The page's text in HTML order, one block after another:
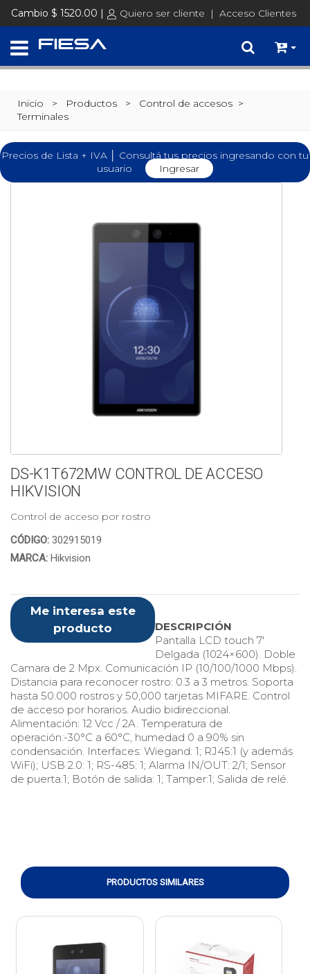
Cambio $ 1520.00 | Quiero ser cliente | Acceso Clientes
Inicio > Productos > Control de accesos >
Terminales
Precios de Lista + IVA │ Consultá tus precios ingresando con tu
usuario
Ingresar
DS-K1T672MW CONTROL DE ACCESO
HIKVISION
Control de acceso por rostro
CÓDIGO: 302915019
MARCA: Hikvision
Me interesa este
producto
DESCRIPCIÓN
Pantalla LCD touch 7'
Delgada (1024×600). Doble
Camara de 2 Mpx. Comunicación IP (10/100/1000 Mbps).
Distancia para reconocer rostro: 0.3 a 3 metros. Soporta
hasta 50.000 rostros y 50,000 tarjetas MIFARE. Control
de acceso por horarios. Audio bidireccional.
Alimentación: 12 Vcc / 2A. Temperatura de
operación:-30°C a 60°C, humedad 0 a 90% sin
condensación. Interfaces: Wiegand: 1; RJ45:1 (y además
WiFi); USB 2.0: 1; RS-485: 1; Alarma IN/OUT: 2/1; Sensor
de puerta:1; Botón de salida: 1; Tamper:1; Salida de relé.
PRODUCTOS SIMILARES